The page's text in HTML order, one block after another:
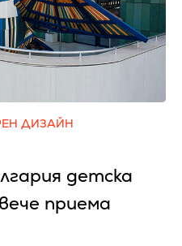
ДИЗАЙН
детска
приема